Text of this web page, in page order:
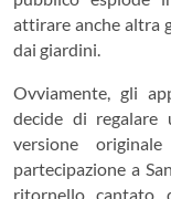
attirare anche altra
dai giardini.
Ovviamente, gli
decide di
versione
partecipazione a
ritornello cantato